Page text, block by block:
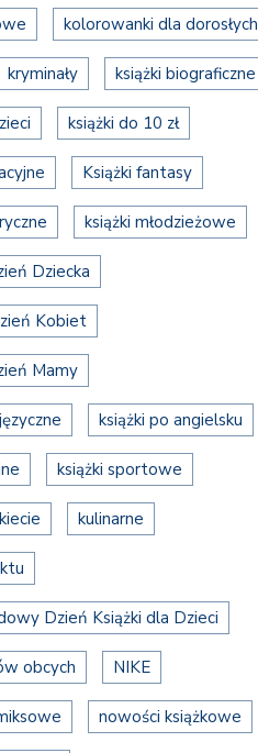
kolorowanki dla dorosłych
kryminały książki biograficzne
książki do 10 zł
Książki fantasy
książki młodzieżowe
Dziecka
Kobiet
Mamy
książki po angielsku
książki sportowe
kulinarne
Dzień Książki dla Dzieci
obcych NIKE
nowości książkowe